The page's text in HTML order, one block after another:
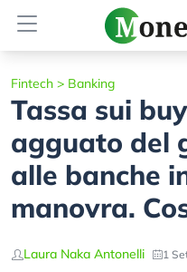
Fintech > Banking
Tassa sui
agguato del
alle banche
manovra.
Laura Naka Antonelli 1